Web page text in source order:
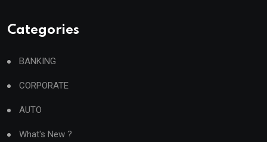
Categories
BANKING
CORPORATE
AUTO
What's New ?